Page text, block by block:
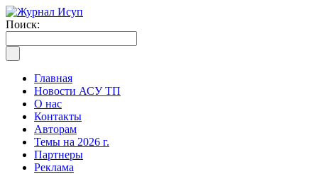
Поиск:
Главная
Новости АСУ ТП
О нас
Контакты
Авторам
Темы на 2026 г.
Партнеры
Реклама